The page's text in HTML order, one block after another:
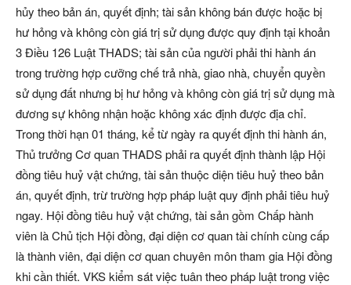
hủy theo bản án, quyết định; tài sản không bán được hoặc bị
hư hỏng và không còn giá trị sử dụng được quy định tại khoản
3 Điều 126 Luật THADS; tài sản của người phải thi hành án
trong trường hợp cưỡng chế trả nhà, giao nhà, chuyển quyền
sử dụng đất nhưng bị hư hỏng và không còn giá trị sử dụng mà
đương sự không nhận hoặc không xác định được địa chỉ.
Trong thời hạn 01 tháng, kể từ ngày ra quyết định thi hành án,
Thủ trưởng Cơ quan THADS phải ra quyết định thành lập Hội
đồng tiêu huỷ vật chứng, tài sản thuộc diện tiêu huỷ theo bản
án, quyết định, trừ trường hợp pháp luật quy định phải tiêu huỷ
ngay. Hội đồng tiêu huỷ vật chứng, tài sản gồm Chấp hành
viên là Chủ tịch Hội đồng, đại diện cơ quan tài chính cùng cấp
là thành viên, đại diện cơ quan chuyên môn tham gia Hội đồng
khi cần thiết. VKS kiểm sát việc tuân theo pháp luật trong việc